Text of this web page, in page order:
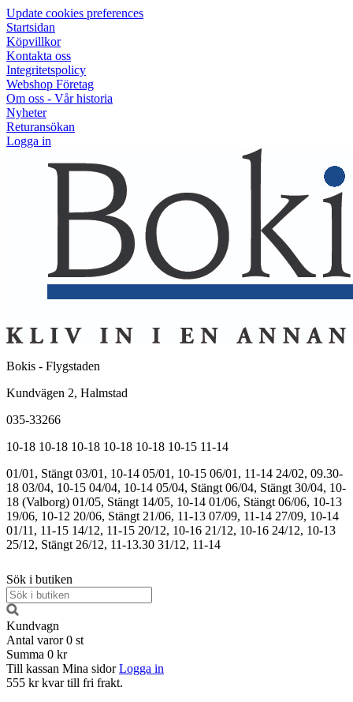
Update cookies preferences
Startsidan
Köpvillkor
Kontakta oss
Integritetspolicy
Webshop Företag
Om oss - Vår historia
Nyheter
Returansökan
Logga in
Bokis - Flygstaden
Kundvägen 2, Halmstad
035-33266
10-18 10-18 10-18 10-18 10-18 10-15 11-14
01/01, Stängt 03/01, 10-14 05/01, 10-15 06/01, 11-14 24/02, 09.30-
18 03/04, 10-15 04/04, 10-14 05/04, Stängt 06/04, Stängt 30/04, 10-
18 (Valborg) 01/05, Stängt 14/05, 10-14 01/06, Stängt 06/06, 10-13
19/06, 10-12 20/06, Stängt 21/06, 11-13 07/09, 11-14 27/09, 10-14
01/11, 11-15 14/12, 11-15 20/12, 10-16 21/12, 10-16 24/12, 10-13
25/12, Stängt 26/12, 11-13.30 31/12, 11-14
Sök i butiken
Kundvagn
Antal varor 0 st
Summa 0 kr
Till kassan Mina sidor Logga in
555 kr kvar till fri frakt.